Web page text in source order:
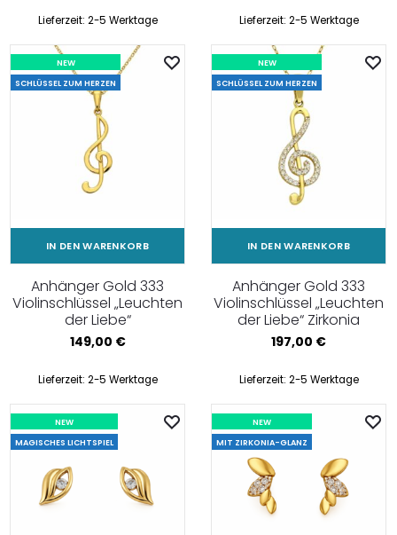
Lieferzeit: 2-5 Werktage Lieferzeit: 2-5 Werktage
NEW
SCHLÜSSEL ZUM HERZEN
IN DEN WARENKORB
Anhänger Gold 333
Violinschlüssel „Leuchten
der Liebe“
149,00 €
Lieferzeit: 2-5 Werktage
NEW
SCHLÜSSEL ZUM HERZEN
IN DEN WARENKORB
Anhänger Gold 333
Violinschlüssel „Leuchten
der Liebe“ Zirkonia
197,00 €
Lieferzeit: 2-5 Werktage
NEW
MAGISCHES LICHTSPIEL
NEW
MIT ZIRKONIA-GLANZ